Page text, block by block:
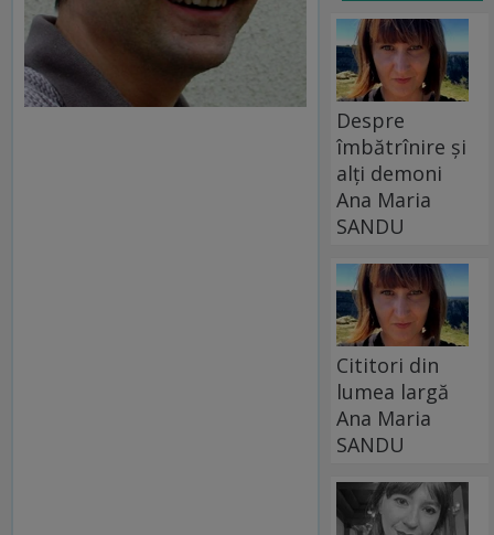
Despre
îmbătrînire și
alți demoni
Ana Maria
SANDU
Cititori din
lumea largă
Ana Maria
SANDU